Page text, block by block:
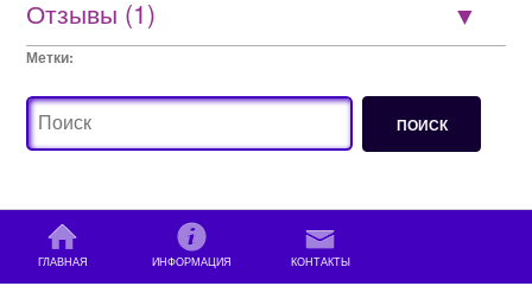
Отзывы (1)
Метки:
ГЛАВНАЯ ИНФОРМАЦИЯ КОНТАКТЫ